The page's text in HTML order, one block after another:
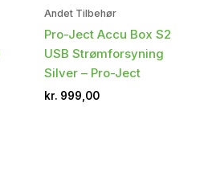
Andet Tilbehør
Pro-Ject Accu Box S2
USB Strømforsyning
Silver – Pro-Ject
kr. 999,00